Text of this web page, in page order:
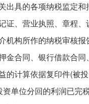
出具的各项纳税监定
证、营业执照、章程
机构所作的纳税审核
金合同、银行借款合
的计算依据复印件(被
资单位分回的利润已完